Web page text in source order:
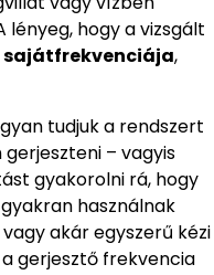
lényeg, hogy a vizsgált
sajátfrekvenciája,
tudjuk a rendszert
– vagyis
gyakorolni rá, hogy
használnak
akár egyszerű kézi
gerjesztő frekvencia